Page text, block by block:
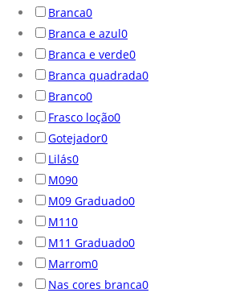
Branca0
Branca e azul0
Branca e verde0
Branca quadrada0
Branco0
Frasco loção0
Gotejador0
Lilás0
M090
M09 Graduado0
M110
M11 Graduado0
Marrom0
Nas cores branca0